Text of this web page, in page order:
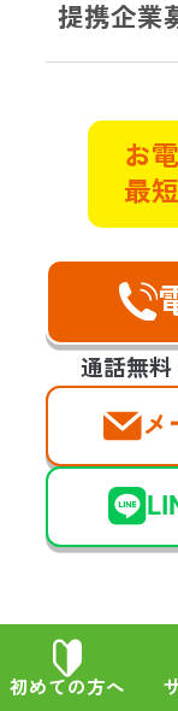
初めての方へ
提携企業
お
最短
通話無料
メ
買取査定を
と丁寧さを
間取り：3DK
作業前
作業後